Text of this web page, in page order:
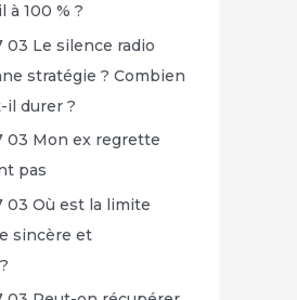
100 % ?
03 Le silence radio
stratégie ? Combien
il durer ?
03 Mon ex regrette
pas
03 Où est la limite
sincère et